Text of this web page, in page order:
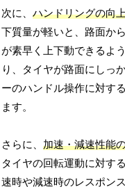
次に、ハンドリングの向
下質量が軽いと、路面か
が素早く上下動できるよ
り、タイヤが路面にしっ
ーのハンドル操作に対す
ます。
さらに、加速・減速性能
タイヤの回転運動に対す
速時や減速時のレスポン